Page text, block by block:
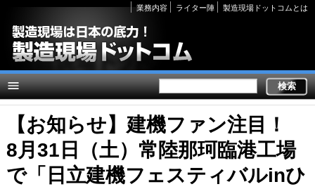
Secondary
links
業務内容 ライター陣 製造現場ドットコムとは
【お知らせ】建機ファン注目！
8月31日（土）常陸那珂臨港工場
で「日立建機フェスティバルinひ